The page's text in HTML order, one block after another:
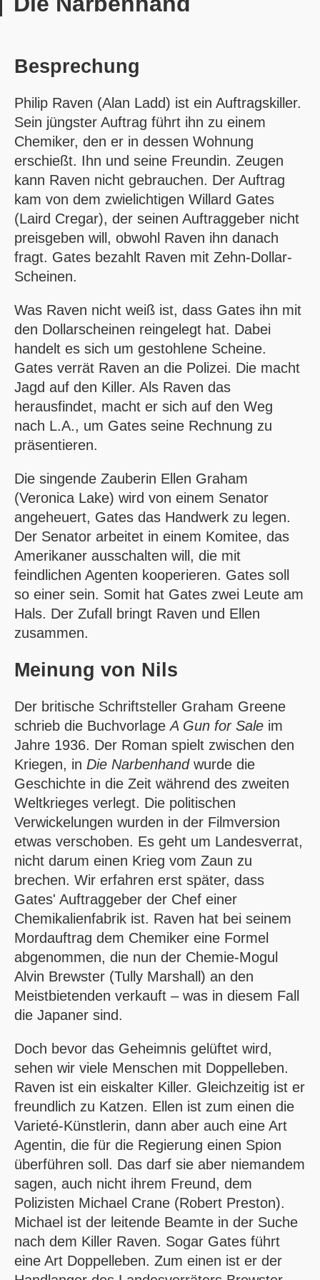
Besprechung
Philip Raven (Alan Ladd) ist ein Auftragskiller.
Sein jüngster Auftrag führt ihn zu einem
Chemiker, den er in dessen Wohnung
erschießt. Ihn und seine Freundin. Zeugen
kann Raven nicht gebrauchen. Der Auftrag
kam von dem zwielichtigen Willard Gates
(Laird Cregar), der seinen Auftraggeber nicht
preisgeben will, obwohl Raven ihn danach
fragt. Gates bezahlt Raven mit Zehn-Dollar-
Scheinen.
Was Raven nicht weiß ist, dass Gates ihn mit
den Dollarscheinen reingelegt hat. Dabei
handelt es sich um gestohlene Scheine.
Gates verrät Raven an die Polizei. Die macht
Jagd auf den Killer. Als Raven das
herausfindet, macht er sich auf den Weg
nach L.A., um Gates seine Rechnung zu
präsentieren.
Die singende Zauberin Ellen Graham
(Veronica Lake) wird von einem Senator
angeheuert, Gates das Handwerk zu legen.
Der Senator arbeitet in einem Komitee, das
Amerikaner ausschalten will, die mit
feindlichen Agenten kooperieren. Gates soll
so einer sein. Somit hat Gates zwei Leute am
Hals. Der Zufall bringt Raven und Ellen
zusammen.
Meinung von Nils
Der britische Schriftsteller Graham Greene
schrieb die BuchvorlageA Gun for Sale im
Jahre 1936. Der Roman spielt zwischen den
Kriegen, in Die Narbenhandwurde die
Geschichte in die Zeit während des zweiten
Weltkrieges verlegt. Die politischen
Verwickelungen wurden in der Filmversion
etwas verschoben. Es geht um Landesverrat,
nicht darum einen Krieg vom Zaun zu
brechen. Wir erfahren erst später, dass
Gates' Auftraggeber der Chef einer
Chemikalienfabrik ist. Raven hat bei seinem
Mordauftrag dem Chemiker eine Formel
abgenommen, die nun der Chemie-Mogul
Alvin Brewster (Tully Marshall) an den
Meistbietenden verkauft – was in diesem Fall
die Japaner sind.
Doch bevor das Geheimnis gelüftet wird,
sehen wir viele Menschen mit Doppelleben.
Raven ist ein eiskalter Killer. Gleichzeitig ist er
freundlich zu Katzen. Ellen ist zum einen die
Varieté-Künstlerin, dann aber auch eine Art
Agentin, die für die Regierung einen Spion
überführen soll. Das darf sie aber niemandem
sagen, auch nicht ihrem Freund, dem
Polizisten Michael Crane (Robert Preston).
Michael ist der leitende Beamte in der Suche
nach dem Killer Raven. Sogar Gates führt
eine Art Doppelleben. Zum einen ist er der